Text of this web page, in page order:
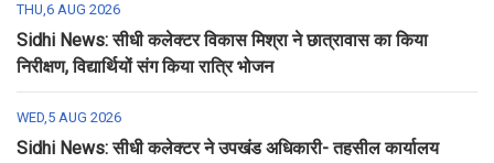
THU,6 AUG 2026
Sidhi News: सीधी कलेक्टर विकास मिश्रा ने छात्रावास का किया
निरीक्षण, विद्यार्थियों संग किया रात्रि भोजन
WED,5 AUG 2026
Sidhi News: सीधी कलेक्टर ने उपखंड अधिकारी- तहसील कार्यालय